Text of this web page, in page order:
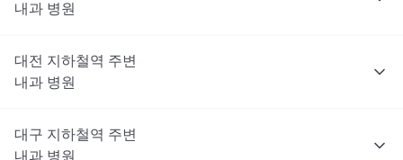
내과 병원
대전 지하철역 주변
내과 병원
대구 지하철역 주변
내과 병원